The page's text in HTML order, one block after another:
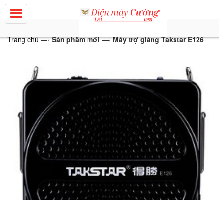
Trang chủ—› Sản phẩm mới—› Máy trợ giảng Takstar E126